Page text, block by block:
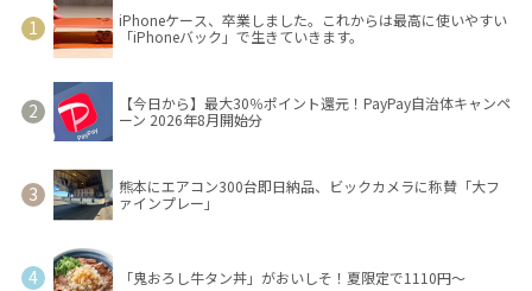
iPhoneケース、卒業しました。これからは最高に使いやすい
「iPhoneバック」で生きていきます。
【今日から】最大30％ポイント還元！PayPay自治体キャンペ
ーン 2026年8月開始分
熊本にエアコン300台即日納品、ビックカメラに称賛「大フ
ァインプレー」
「鬼おろし牛タン丼」がおいしそ！夏限定で1110円～